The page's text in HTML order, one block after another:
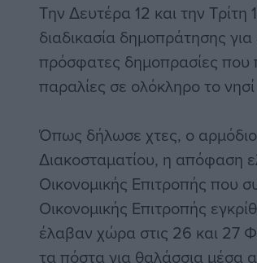
Την Δευτέρα 12 και την
διαδικασία δημοπράτησης
πρόσφατες δημοπρασίες που
παραλίες σε ολόκληρο το
Όπως δήλωσε χτες, ο
Διακοσταματίου, η απόφαση
Οικονομικής Επιτροπής που
Οικονομικής Επιτροπής
έλαβαν χώρα στις 26 και 27
τα πόστα για θαλάσσια μέσα